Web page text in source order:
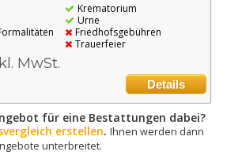
Krematorium
Urne
Friedhofsgebühren
Trauerfeier
MwSt.
Details
für eine Bestattungen dabei?
erstellen. Ihnen werden dann
unterbreitet.